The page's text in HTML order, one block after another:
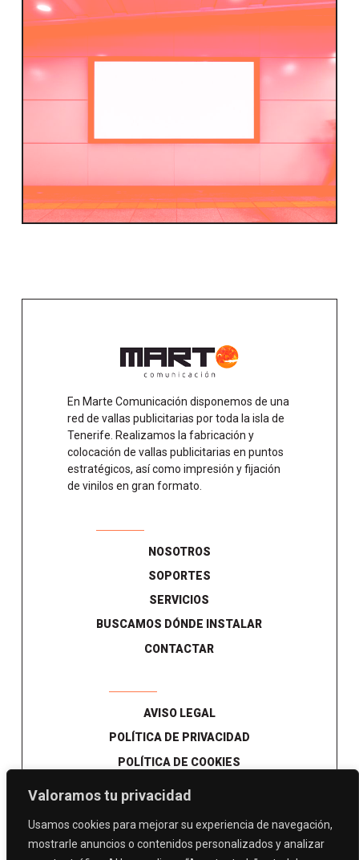
Valoramos tu privacidad
Usamos cookies para mejorar su experiencia de navegación,
mostrarle anuncios o contenidos personalizados y analizar
En Marte Comunicación disponemos de una
red de vallas publicitarias por toda la isla de
Tenerife. Realizamos la fabricación y
colocación de vallas publicitarias en puntos
estratégicos, así como impresión y fijación
de vinilos en gran formato.
NOSOTROS
SOPORTES
SERVICIOS
BUSCAMOS DÓNDE INSTALAR
CONTACTAR
AVISO LEGAL
POLÍTICA DE PRIVACIDAD
POLÍTICA DE COOKIES